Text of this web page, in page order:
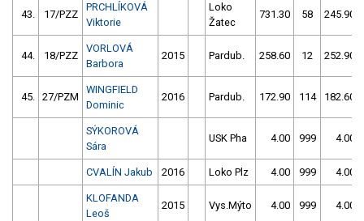
43. 17/PZZ
PRCHLÍKOVÁ
Viktorie
Loko
Žatec
731.30 58 245.90
44. 18/PZZ
VORLOVÁ
Barbora
2015 Pardub. 258.60 12 252.90
45. 27/PZM
WINGFIELD
Dominic
2016 Pardub. 172.90 114 182.60
SÝKOROVÁ
Sára
USK Pha 4.00 999 4.00
CVALÍN Jakub 2016 Loko Plz 4.00 999 4.00
KLOFANDA
Leoš
2015 Vys.Mýto 4.00 999 4.00